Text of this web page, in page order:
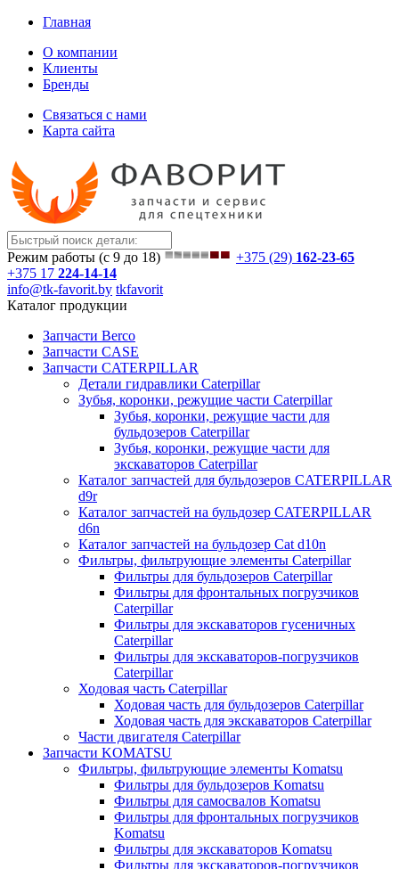
Главная
О компании
Клиенты
Бренды
Связаться с нами
Карта сайта
Режим работы (с 9 до 18) +375 (29) 162-23-65
+375 17 224-14-14
info@tk-favorit.by tkfavorit
Каталог продукции
Запчасти Berco
Запчасти CASE
Запчасти CATERPILLAR
Детали гидравлики Caterpillar
Зубья, коронки, режущие части Caterpillar
Зубья, коронки, режущие части для
бульдозеров Caterpillar
Зубья, коронки, режущие части для
экскаваторов Caterpillar
Каталог запчастей для бульдозеров CATERPILLAR
d9r
Каталог запчастей на бульдозер CATERPILLAR
d6n
Каталог запчастей на бульдозер Сat d10n
Фильтры, фильтрующие элементы Caterpillar
Фильтры для бульдозеров Caterpillar
Фильтры для фронтальных погрузчиков
Caterpillar
Фильтры для экскаваторов гусеничных
Caterpillar
Фильтры для экскаваторов-погрузчиков
Caterpillar
Ходовая часть Caterpillar
Ходовая часть для бульдозеров Caterpillar
Ходовая часть для экскаваторов Caterpillar
Части двигателя Caterpillar
Запчасти KOMATSU
Фильтры, фильтрующие элементы Komatsu
Фильтры для бульдозеров Komatsu
Фильтры для самосвалов Komatsu
Фильтры для фронтальных погрузчиков
Komatsu
Фильтры для экскаваторов Komatsu
Фильтры для экскаваторов-погрузчиков